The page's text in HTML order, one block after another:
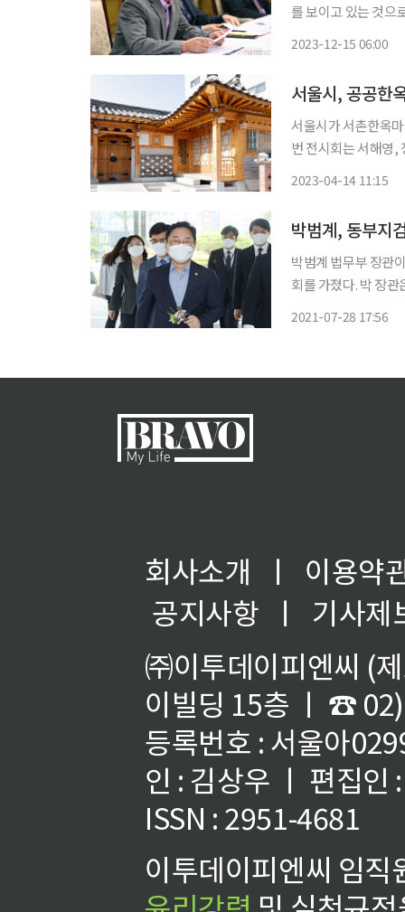
를 보이고 있는 것으
2023-12-15 06:00
서울시, 공공한
서울시가 서촌한옥
번 전시회는 서해영
2023-04-14 11:15
박범계, 동부지
박범계 법무부 장관
회를 가졌다. 박 장관은 이날 동부지검 평검사 6명과의 간담회에서 "국가기관 간의 견제와 균
2021-07-28 17:56
회사소개 ㅣ
이용약
공지사항
ㅣ
기사제
㈜이투데이피엔씨 (
이빌딩 15층 ㅣ ☎
등록번호 : 서울아
인 : 김상우 ㅣ 편집인
ISSN : 2951-4681
이투데이피엔씨 임